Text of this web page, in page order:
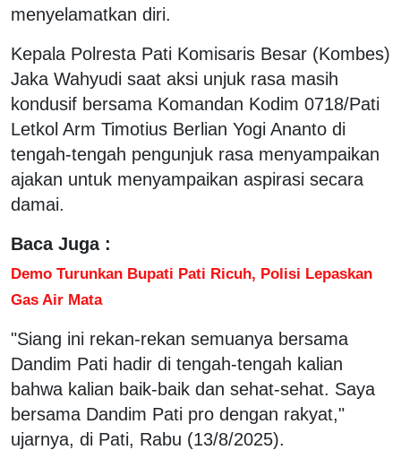
menyelamatkan diri.
Kepala Polresta Pati Komisaris Besar (Kombes)
Jaka Wahyudi saat aksi unjuk rasa masih
kondusif bersama Komandan Kodim 0718/Pati
Letkol Arm Timotius Berlian Yogi Ananto di
tengah-tengah pengunjuk rasa menyampaikan
ajakan untuk menyampaikan aspirasi secara
damai.
Baca Juga :
Demo Turunkan Bupati Pati Ricuh, Polisi Lepaskan
Gas Air Mata
"Siang ini rekan-rekan semuanya bersama
Dandim Pati hadir di tengah-tengah kalian
bahwa kalian baik-baik dan sehat-sehat. Saya
bersama Dandim Pati pro dengan rakyat,"
ujarnya, di Pati, Rabu (13/8/2025).